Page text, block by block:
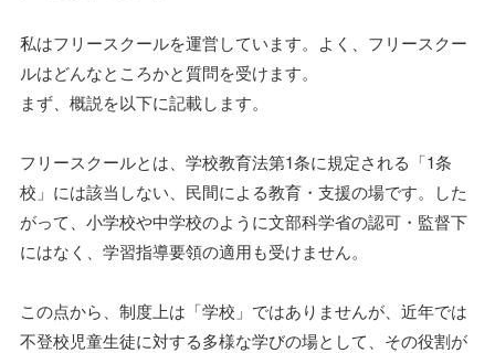
私はフリースクールを運営しています。よく、フリースクー
ルはどんなところかと質問を受けます。
まず、概説を以下に記載します。
フリースクールとは、学校教育法第1条に規定される「1条
校」には該当しない、民間による教育・支援の場です。した
がって、小学校や中学校のように文部科学省の認可・監督下
にはなく、学習指導要領の適用も受けません。
この点から、制度上は「学校」ではありませんが、近年では
不登校児童生徒に対する多様な学びの場として、その役割が